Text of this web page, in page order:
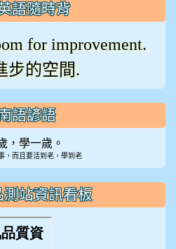
語隨時背
for improvement.
步的空間.
語諺語
，學一歲。
，而且要活到老，學到老
測站資訊看板